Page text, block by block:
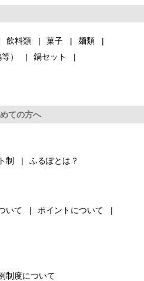
飲料類 菓子
麺類
）
鍋セット
ての方へ
制 ふるぽとは？
いて
ポイントについて
制度について